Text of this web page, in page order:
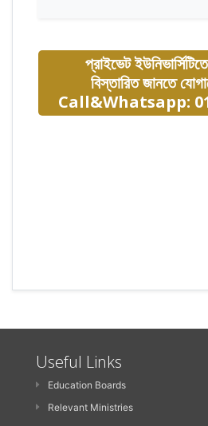
প্রাইভেট
বিস্তারিত জানতে
Call&Whatsapp:
Useful Links
Education Boards
Relevant Ministries